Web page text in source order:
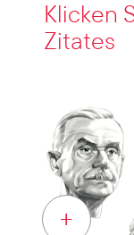
Kli­cken
Zita­tes
+